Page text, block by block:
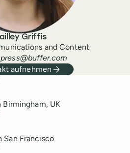
Griffis
and Content
aufnehmen
Birmingham, UK
San Francisco